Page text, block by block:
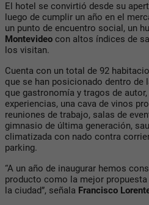
El hotel se convirtió desde su
luego de cumplir un año en el
un punto de encuentro social, un
Montevideo con altos índices de
los visitan.
Cuenta con un total de 92
que se han posicionado dentro de
que gastronomía y tragos de
experiencias, una cava de vinos
reuniones de trabajo, salas de
gimnasio de última generación,
climatizada con nado contra
parking.
“A un año de inaugurar hemos
producto como la mejor
la ciudad”, señala Francisco